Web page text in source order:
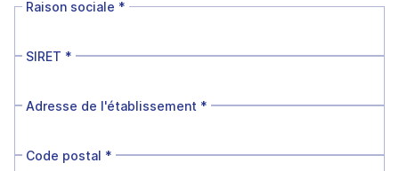
Raison sociale *
SIRET *
Adresse de l'établissement *
Code postal *